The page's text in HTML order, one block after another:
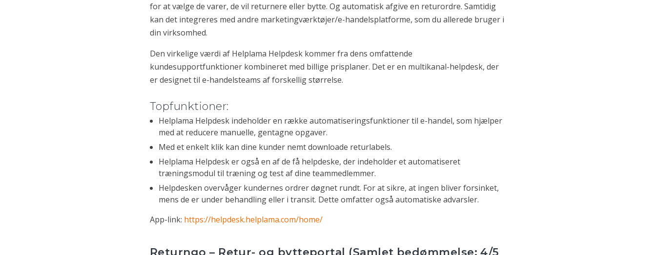
for at vælge de varer, de vil returnere eller bytte. Og automatisk afgive en returordre. Samtidig
kan det integreres med andre marketingværktøjer/e-handelsplatforme, som du allerede bruger i
din virksomhed.
Den virkelige værdi af Helplama Helpdesk kommer fra dens omfattende
kundesupportfunktioner kombineret med billige prisplaner. Det er en multikanal-helpdesk, der
er designet til e-handelsteams af forskellig størrelse.
Topfunktioner:
Helplama Helpdesk indeholder en række automatiseringsfunktioner til e-handel, som hjælper
med at reducere manuelle, gentagne opgaver.
Med et enkelt klik kan dine kunder nemt downloade returlabels.
Helplama Helpdesk er også en af de få helpdeske, der indeholder et automatiseret
træningsmodul til træning og test af dine teammedlemmer.
Helpdesken overvåger kundernes ordrer døgnet rundt. For at sikre, at ingen bliver forsinket,
mens de er under behandling eller i transit. Dette omfatter også automatiske advarsler.
App-link: https://helpdesk.helplama.com/home/